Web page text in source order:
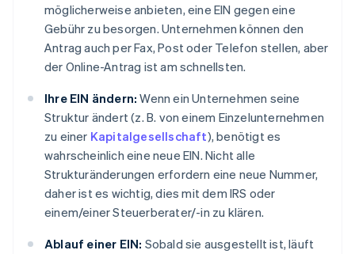
möglicherweise anbieten, eine EIN gegen eine
Gebühr zu besorgen. Unternehmen können den
Antrag auch per Fax, Post oder Telefon stellen, aber
der Online-Antrag ist am schnellsten.
Ihre EIN ändern: Wenn ein Unternehmen seine
Struktur ändert (z. B. von einem Einzelunternehmen
zu einer Kapitalgesellschaft), benötigt es
wahrscheinlich eine neue EIN. Nicht alle
Strukturänderungen erfordern eine neue Nummer,
daher ist es wichtig, dies mit dem IRS oder
einem/einer Steuerberater/-in zu klären.
Ablauf einer EIN: Sobald sie ausgestellt ist, läuft